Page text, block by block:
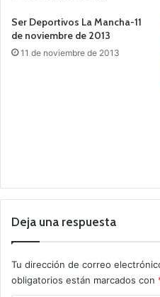
Ser Deportivos La Mancha-11
de noviembre de 2013
11 de noviembre de 2013
Deja una respuesta
Tu dirección de correo
obligatorios están marcados con